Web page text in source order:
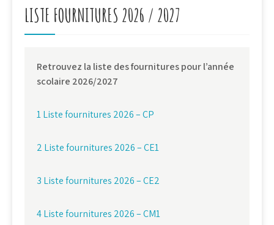
articles
LISTE FOURNITURES 2026 / 2027
Retrouvez la liste des fournitures pour l’année
scolaire 2026/2027
1 Liste fournitures 2026 – CP
2 Liste fournitures 2026 – CE1
3 Liste fournitures 2026 – CE2
4 Liste fournitures 2026 – CM1